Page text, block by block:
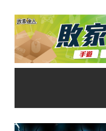
Skip
content
家
No.1
遊